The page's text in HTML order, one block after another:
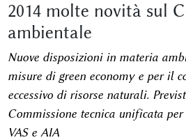
2014 molte novità sul
ambientale
Nuove disposizioni in materia
misure di green economy e per il
eccessivo di risorse naturali.
Commissione tecnica unificata
VAS e AIA